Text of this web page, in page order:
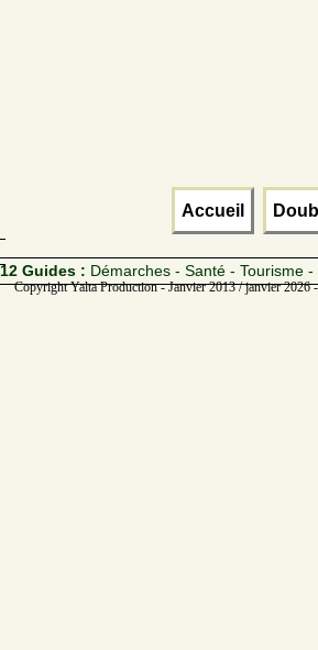
Accueil
12 Guides : Démarches - Santé - Tourisme
Copyright Yalta Production - Janvier 2013 / janvier 2026